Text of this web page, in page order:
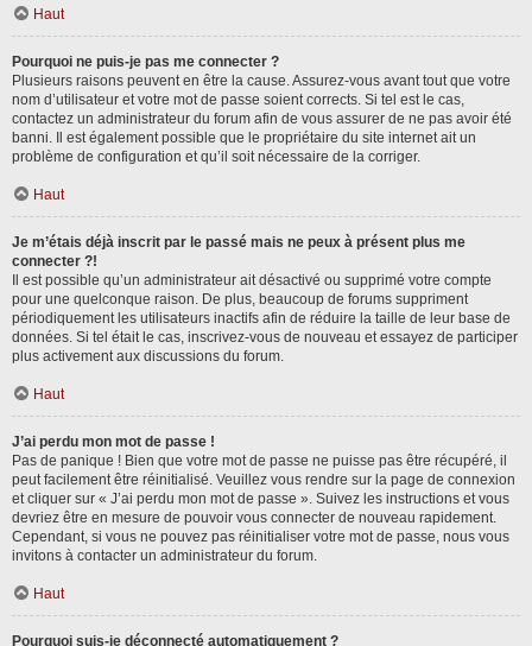
Haut
Pourquoi ne puis-je pas me connecter ?
Plusieurs raisons peuvent en être la cause. Assurez-vous avant tout que votre
nom d’utilisateur et votre mot de passe soient corrects. Si tel est le cas,
contactez un administrateur du forum afin de vous assurer de ne pas avoir été
banni. Il est également possible que le propriétaire du site internet ait un
problème de configuration et qu’il soit nécessaire de la corriger.
Haut
Je m’étais déjà inscrit par le passé mais ne peux à présent plus me
connecter ?!
Il est possible qu’un administrateur ait désactivé ou supprimé votre compte
pour une quelconque raison. De plus, beaucoup de forums suppriment
périodiquement les utilisateurs inactifs afin de réduire la taille de leur base de
données. Si tel était le cas, inscrivez-vous de nouveau et essayez de participer
plus activement aux discussions du forum.
Haut
J’ai perdu mon mot de passe !
Pas de panique ! Bien que votre mot de passe ne puisse pas être récupéré, il
peut facilement être réinitialisé. Veuillez vous rendre sur la page de connexion
et cliquer sur « J’ai perdu mon mot de passe ». Suivez les instructions et vous
devriez être en mesure de pouvoir vous connecter de nouveau rapidement.
Cependant, si vous ne pouvez pas réinitialiser votre mot de passe, nous vous
invitons à contacter un administrateur du forum.
Haut
Pourquoi suis-je déconnecté automatiquement ?